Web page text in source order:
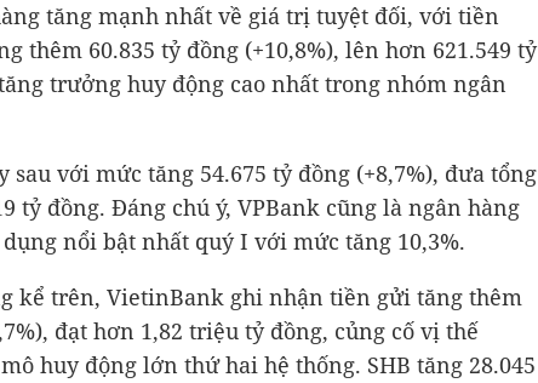
tăng mạnh nhất về giá trị tuyệt đối, với tiền
thêm 60.835 tỷ đồng (+10,8%), lên hơn 621.549 tỷ
trưởng huy động cao nhất trong nhóm ngân
sau với mức tăng 54.675 tỷ đồng (+8,7%), đưa tổng
tỷ đồng. Đáng chú ý, VPBank cũng là ngân hàng
nổi bật nhất quý I với mức tăng 10,3%.
kể trên, VietinBank ghi nhận tiền gửi tăng thêm
đạt hơn 1,82 triệu tỷ đồng, củng cố vị thế
huy động lớn thứ hai hệ thống. SHB tăng 28.045